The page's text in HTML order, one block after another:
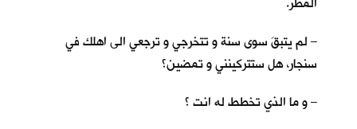
– لم يتبقَ سوى سنة و تتخرجي و ترجعي الى اهلك في
سنجار، هل ستتركينني و تمضين؟
– و ما الذي تخطط له انت ؟